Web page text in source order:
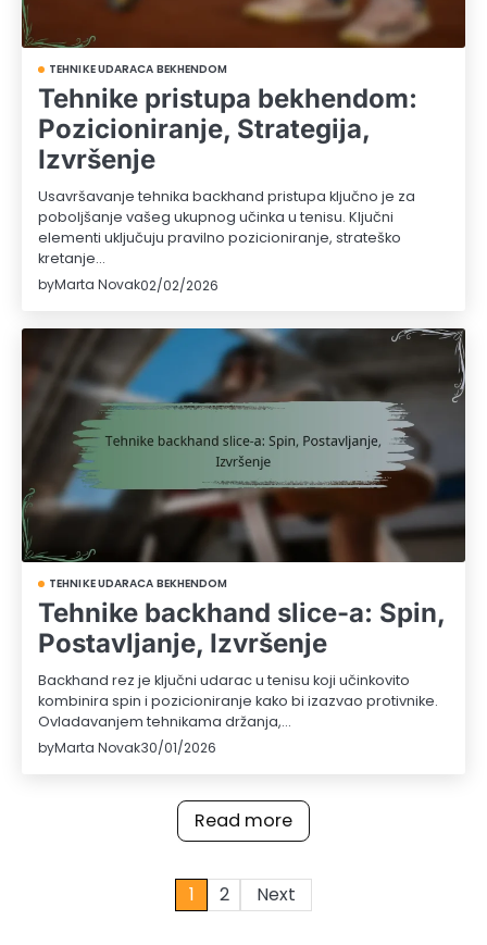
TEHNIKE UDARACA BEKHENDOM
Tehnike pristupa bekhendom:
Pozicioniranje, Strategija,
Izvršenje
Usavršavanje tehnika backhand pristupa ključno je za
poboljšanje vašeg ukupnog učinka u tenisu. Ključni
elementi uključuju pravilno pozicioniranje, strateško
kretanje…
byMarta Novak02/02/2026
TEHNIKE UDARACA BEKHENDOM
Tehnike backhand slice-a: Spin,
Postavljanje, Izvršenje
Backhand rez je ključni udarac u tenisu koji učinkovito
kombinira spin i pozicioniranje kako bi izazvao protivnike.
Ovladavanjem tehnikama držanja,…
byMarta Novak30/01/2026
Read more
1 2 Next